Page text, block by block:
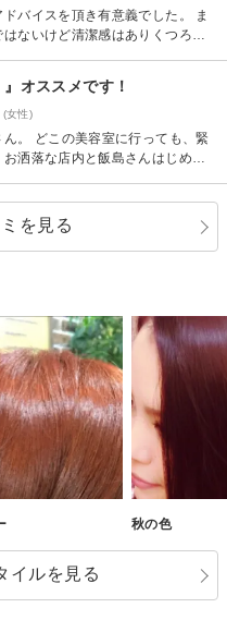
バイスを頂き有意義でした。 ま
ないけど清潔感はありくつろい
トはやればやるほど髪の毛がきれ
す。オススメです！
(女性)
。 どこの美容室に行っても、緊
洒落な店内と飯島さんはじめ皆
水トリートメント』がすごく良
わったことのない頭皮の爽快さ
には、毎回オプションで付けたい
を見る
秋の色
イルを見る